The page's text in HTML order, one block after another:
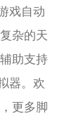
戏自动
杂的天
助支持
器。欢
更多脚